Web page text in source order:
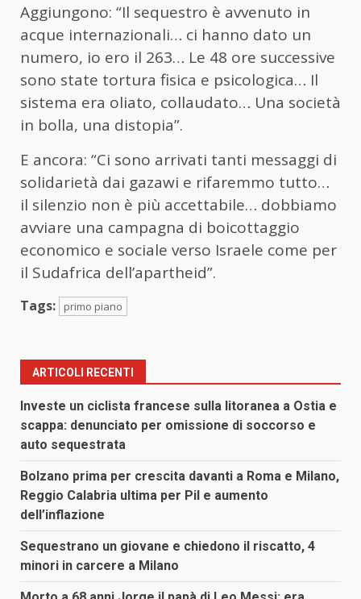
Aggiungono: “Il sequestro è avvenuto in
acque internazionali… ci hanno dato un
numero, io ero il 263… Le 48 ore successive
sono state tortura fisica e psicologica… Il
sistema era oliato, collaudato… Una società
in bolla, una distopia”.
E ancora: “Ci sono arrivati tanti messaggi di
solidarietà dai gazawi e rifaremmo tutto…
il silenzio non è più accettabile… dobbiamo
avviare una campagna di boicottaggio
economico e sociale verso Israele come per
il Sudafrica dell’apartheid”.
Tags: primo piano
ARTICOLI RECENTI
Investe un ciclista francese sulla litoranea a Ostia e
scappa: denunciato per omissione di soccorso e
auto sequestrata
Bolzano prima per crescita davanti a Roma e Milano,
Reggio Calabria ultima per Pil e aumento
dell’inflazione
Sequestrano un giovane e chiedono il riscatto, 4
minori in carcere a Milano